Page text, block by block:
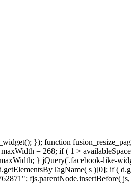
}); function
= 268; if ( 1 >
} jQuery('.facebook-like-
s )[0]; if (
fjs.parentNode.insertBefore(